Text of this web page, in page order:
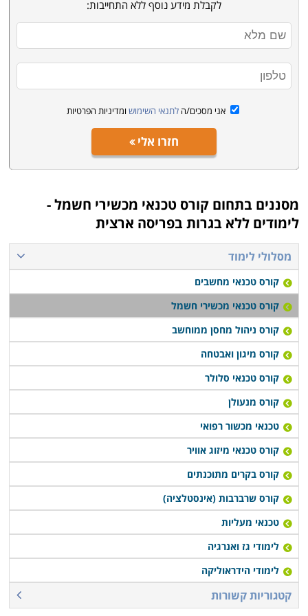
השגת ניסיון פעיל במכשירי החשמל הביתיים הנפוצים.
הקורס מתחיל מהבסיס, כך שאין כל צורך בידע מוקדם כדי
להירשם, ובסיום הקורס ניתן מיידית להשתלב בתחום
כטכנאי.
בעמודים הבאים באתר תוכלו למצוא מגוון של קורסים
ללימודי המקצוע. חלקם עוסקים בלימוד תיקון של מוצרים
ספציפיים כמו טלויזיות, מערכות גז או בית חכם, אבל רובם
בסביבות חצי שנה, כאשר חלק מהם ניתנים לקיצור לבעלי
רקע קודם בתחומי החשמל והאלקטרוניקה. התעודה בסיום
המסלולים היא פנימית מטעם מוסד הלימוד. שימו לב שאין
תקן מסודר וקבוע, ולא בחינות תקן אחידות מטעם גורם
מפקח משותף, על כן מומלץ לבחון בעיון כל מסלול לימוד כדי
לוודא את העומק והרצינות של ההכשרה. יתרון נוסף
שמציעים אחדים מהם מתבטא בסיוע במציאת עבודה
בתחום עם סיום הלימודים, או רכישת יסודות עסקיים
ושיווקיים שיעזרו לבוגרים לנהל עסק עצמאי זעיר.
קורס טכנאי מכשירי חשמל מתקיים במספר מקומות לימוד
ברחבי הארץ: חיפה, תל אביב, רמת גן, נתניה, פתח תקווה,
כפר סבא ובעוד מספר מקומות אחרים, כך שכמעט כל מי
שרוצה ללמוד קורס מבוקש זה יוכל לעשות זאת בנוחות
בקרבת אזור מגוריו.
לקבלת מידע נוסף ללא התחייבות:
אני מסכים/ה לתנאי השימוש ומדיניות הפרטיות
חזרו אלי
מסננים בתחום קורס טכנאי מכשירי חשמל -
לימודים ללא בגרות בפריסה ארצית
מסלולי לימוד
קורס טכנאי מחשבים
קורס טכנאי מכשירי חשמל
קורס ניהול מחסן ממוחשב
קורס מיגון ואבטחה
קורס טכנאי סלולר
קורס מנעולן
טכנאי מכשור רפואי
קורס טכנאי מיזוג אוויר
קורס בקרים מתוכנתים
קורס שרברבות (אינסטלציה)
טכנאי מעליות
לימודי גז ואנרגיה
לימודי הידראוליקה
קטגוריות קשורות